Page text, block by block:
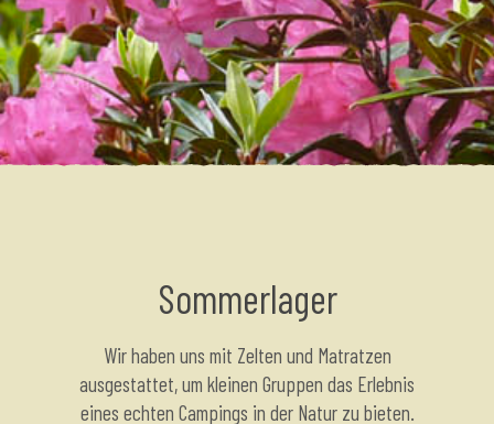
Sommerlager
Wir haben uns mit Zelten und Matratzen
ausgestattet, um kleinen Gruppen das Erlebnis
eines echten Campings in der Natur zu bieten.